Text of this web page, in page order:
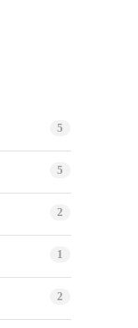
5
5
2
1
2